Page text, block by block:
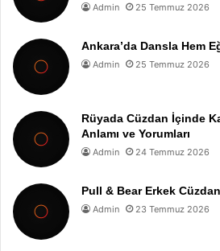
Admin 25 Temmuz 2026
Ankara’da Dansla Hem
Admin 25 Temmuz 2026
Rüyada Cüzdan İçinde
Anlamı ve Yorumları
Admin 24 Temmuz 2026
Pull & Bear Erkek
Admin 23 Temmuz 2026